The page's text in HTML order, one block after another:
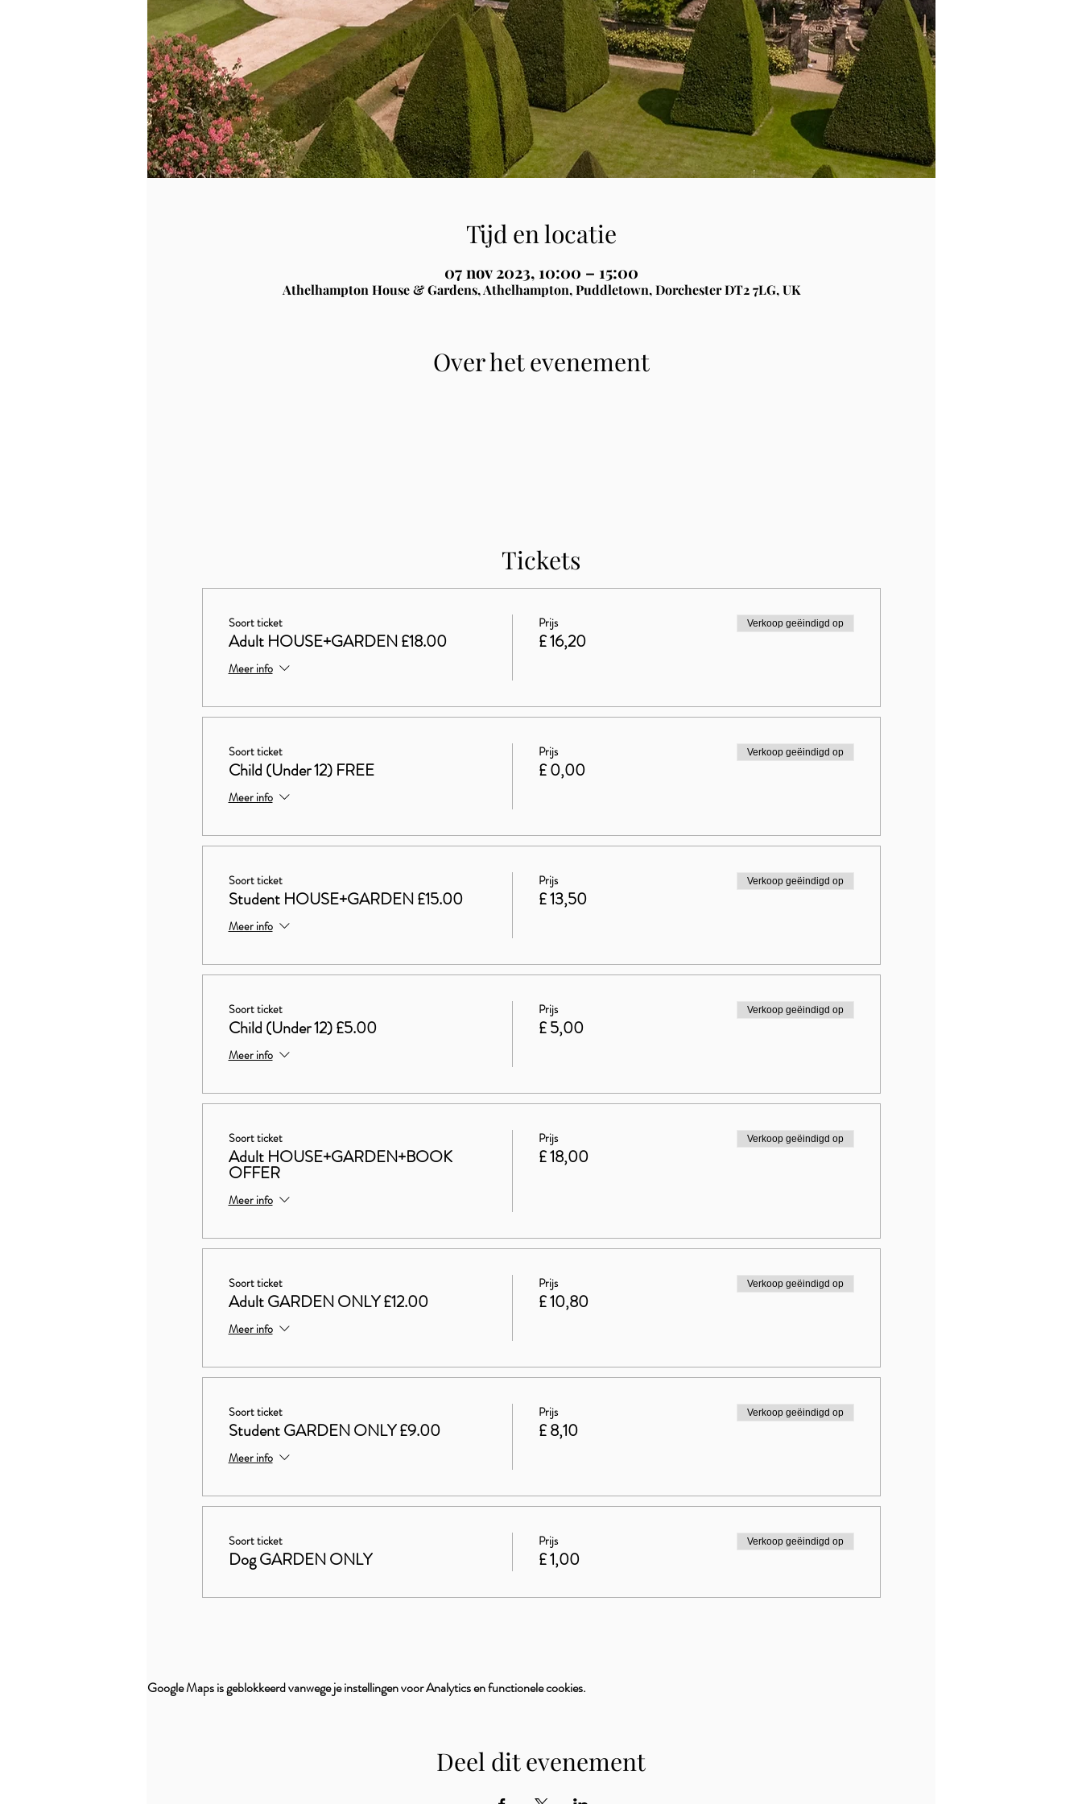
Tijd en locatie
07 nov 2023, 10:00 – 15:00
Athelhampton House & Gardens, Athelhampton, Puddletown, Dorchester DT2 7LG, UK
Over het evenement
Tickets
Soort ticket
Adult HOUSE+GARDEN £18.00
Meer info
Prijs
£ 16,20
Verkoop geëindigd op
Soort ticket
Child (Under 12) FREE
Meer info
Prijs
£ 0,00
Verkoop geëindigd op
Soort ticket
Student HOUSE+GARDEN £15.00
Meer info
Prijs
£ 13,50
Verkoop geëindigd op
Soort ticket
Child (Under 12) £5.00
Meer info
Prijs
£ 5,00
Verkoop geëindigd op
Soort ticket
Adult HOUSE+GARDEN+BOOK
OFFER
Meer info
Prijs
£ 18,00
Verkoop geëindigd op
Soort ticket
Adult GARDEN ONLY £12.00
Meer info
Prijs
£ 10,80
Verkoop geëindigd op
Soort ticket
Student GARDEN ONLY £9.00
Meer info
Prijs
£ 8,10
Verkoop geëindigd op
Soort ticket
Dog GARDEN ONLY
Prijs
£ 1,00
Verkoop geëindigd op
Google Maps is geblokkeerd vanwege je instellingen voor Analytics en functionele cookies.
Deel dit evenement